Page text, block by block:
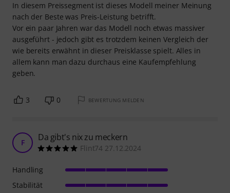
In diesem Preissegment ist dieses Modell meiner Meinung
nach der Beste was Preis-Leistung betrifft.
Vor ein paar Jahren war das Modell noch etwas massiver
ausgeführt - jedoch gibt es trotzdem keinen Vergleich der
wie bereits erwähnt in dieser Preisklasse spielt. Alles in
allem kann man dazu durchaus eine Kaufempfehlung
geben.
3 0 BEWERTUNG MELDEN
F Da gibt's nix zu meckern
Flint74 27.12.2024
Handling
Stabilität